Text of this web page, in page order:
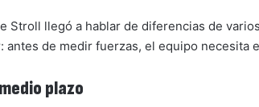
Stroll llegó a hablar de diferencias de
antes de medir fuerzas, el equipo necesita
plazo